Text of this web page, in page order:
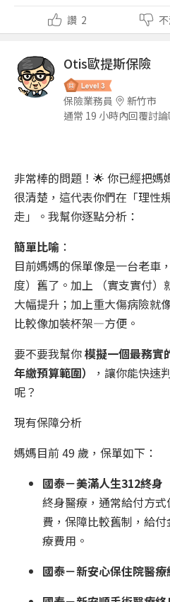
讚 2
Otis歐提斯保險
保險業務員
新竹市
通常 19 小時內回覆討論
非常棒的問題！🌟 你已經把媽
很清楚，這代表你們在「理性
走」。我幫你逐點分析：
簡單比喻 ：
目前媽媽的保單像是一台老車
度）舊了。加上 （實支實付）
大幅提升；加上重大傷病險就
比較像加裝杯架—方便。
要不要我幫你模擬一個最務實
年繳預算範圍）
，讓你能快速
呢？
現有保障分析
媽媽目前 49 歲，保單如下：
國泰－美滿人生312終身
終身醫療，通常給付方
費，保障比較舊制，給
療費用。
國泰－新安心保住院醫療